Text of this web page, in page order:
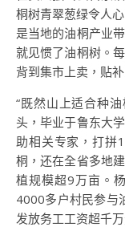
桐树青翠葱绿令人
是当地的油桐产业
就见惯了油桐树。
背到集市上卖，贴补
“既然山上适合种
头，毕业于鲁东大
助相关专家，打拼
桐，还在全省多地
植规模超9万亩。
4000多户村民参与
发放务工工资超千万